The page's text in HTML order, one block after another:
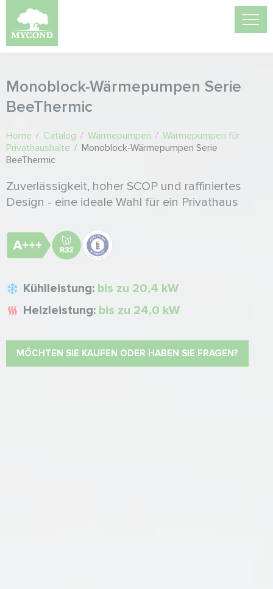
Monoblock-Wärmepumpen Serie
BeeThermic
Home / Catalog / Wärmepumpen / Wärmepumpen für
Privathaushalte / Monoblock-Wärmepumpen Serie
BeeThermic
Zuverlässigkeit, hoher SCOP und raffiniertes
Design - eine ideale Wahl für ein Privathaus
Kühlleistung: bis zu 20,4 kW
Heizleistung: bis zu 24,0 kW
MÖCHTEN SIE KAUFEN ODER HABEN SIE FRAGEN?